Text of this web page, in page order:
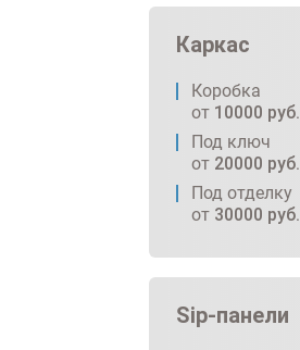
Каркас
Коробка
от 10000 руб.
Под ключ
от 20000 руб.
Под отделку
от 30000 руб.
Sip-панели